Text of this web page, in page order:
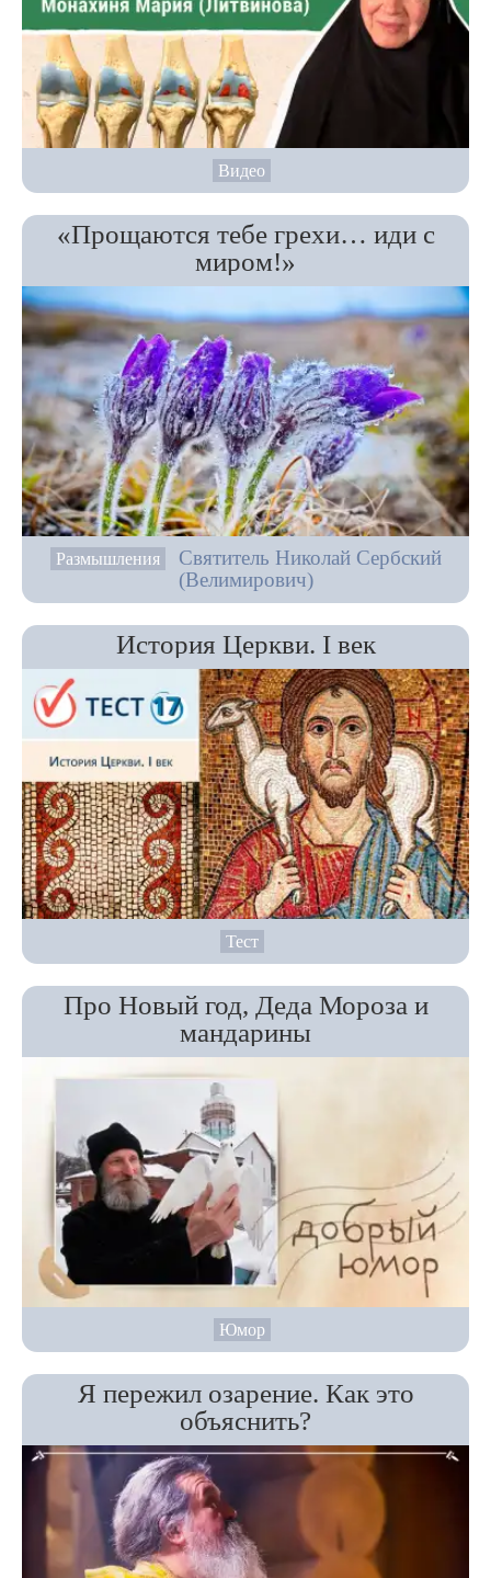
Видео
«Прощаются тебе грехи… иди с
миром!»
Размышления
Святитель Николай Сербский
(Велимирович)
История Церкви. I век
Тест
Про Новый год, Деда Мороза и
мандарины
Юмор
Я пережил озарение. Как это
объяснить?